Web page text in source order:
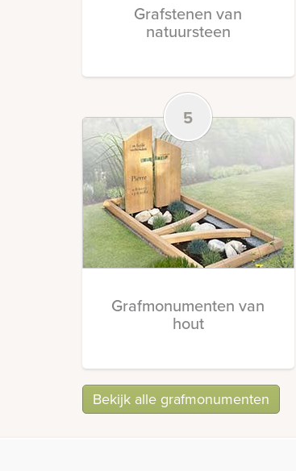
Grafstenen van
natuursteen
5
Grafmonumenten van
hout
Bekijk alle grafmonumenten